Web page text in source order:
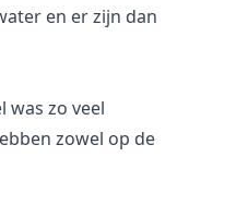
en er zijn dan
was zo veel
zowel op de